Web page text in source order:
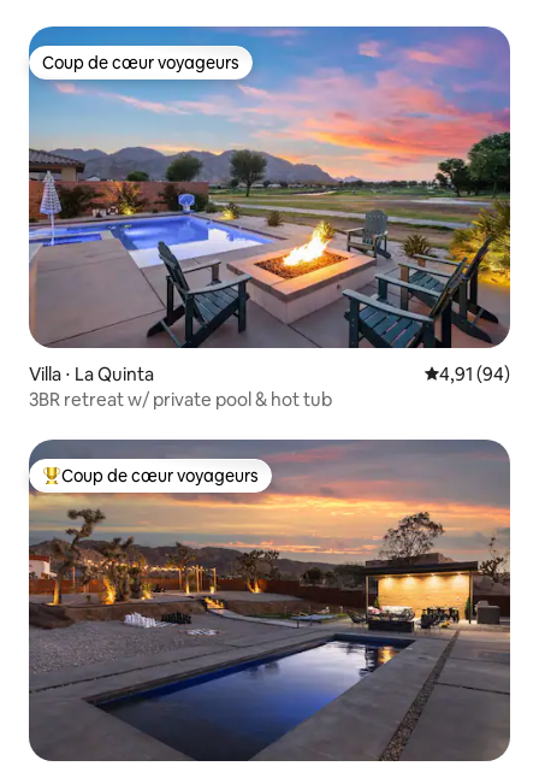
Coup de cœur voyageurs
Coup de cœur voyageurs
Villa ⋅ La Quinta Évaluation
4,91 (94)
3BR retreat w/ private pool & hot tub
Coups de cœur voyageurs les plus appréciés
Coup de cœur voyageurs